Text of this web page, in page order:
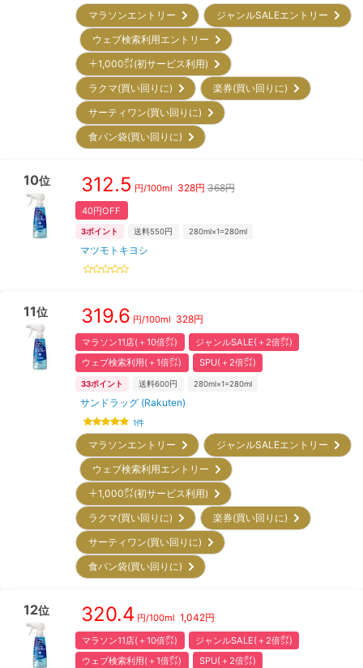
マラソンエントリー
ジャンルSALEエントリー
ウェブ検索利用エントリー
＋1,000㌽(初サービス利用)
ラクマ(買い回りに)
楽券(買い回りに)
サーティワン(買い回りに)
食パン袋(買い回りに)
10位 312.5 円/100ml 328円 368円
40円OFF
3ポイント 送料550円 280ml×1=280ml
マツモトキヨシ
11位 319.6 円/100ml 328円
マラソン11店(＋10倍㌽)
ジャンルSALE(＋2倍㌽)
ウェブ検索利用(＋1倍㌽)
SPU(＋2倍㌽)
33ポイント 送料600円 280ml×1=280ml
サンドラッグ (Rakuten)
1件
マラソンエントリー
ジャンルSALEエントリー
ウェブ検索利用エントリー
＋1,000㌽(初サービス利用)
ラクマ(買い回りに)
楽券(買い回りに)
サーティワン(買い回りに)
食パン袋(買い回りに)
12位 320.4 円/100ml 1,042円
マラソン11店(＋10倍㌽)
ジャンルSALE(＋2倍㌽)
ウェブ検索利用(＋1倍㌽)
SPU(＋2倍㌽)